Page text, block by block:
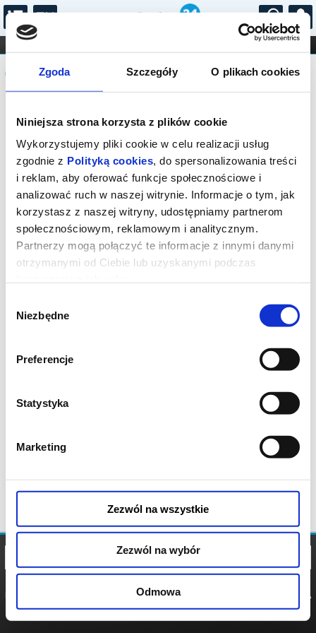
Zgoda Szczegóły O plikach cookies
Niniejsza strona korzysta z plików cookie
Wykorzystujemy pliki cookie w celu realizacji usług
zgodnie z Polityką cookies, do spersonalizowania treści
i reklam, aby oferować funkcje społecznościowe i
analizować ruch w naszej witrynie. Informacje o tym, jak
korzystasz z naszej witryny, udostępniamy partnerom
społecznościowym, reklamowym i analitycznym.
Partnerzy mogą połączyć te informacje z innymi danymi
otrzymanymi od Ciebie lub uzyskanymi podczas
zgody
Niezbędne
Preferencje
Statystyka
Marketing
Zezwól na wszystkie
Zezwól na wybór
Odmowa
...
FILHARMONIA OPERA I BALET
STAND-UP
DLA DZIECI
Komunikat
Sprzedaż biletów on-line na wydarzenie
została zakończona.
POLITYKA
POLITYKA